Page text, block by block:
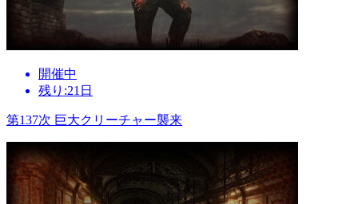
開催中
残り:21日
第137次 巨大クリーチャー襲来